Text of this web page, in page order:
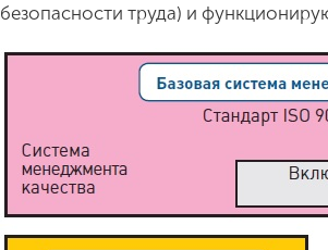
безопасности труда) и